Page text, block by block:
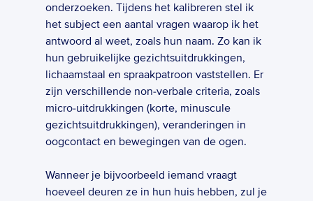
onderzoeken. Tijdens het kalibreren stel ik
het subject een aantal vragen waarop ik het
antwoord al weet, zoals hun naam. Zo kan ik
hun gebruikelijke gezichtsuitdrukkingen,
lichaamstaal en spraakpatroon vaststellen. Er
zijn verschillende non-verbale criteria, zoals
micro-uitdrukkingen (korte, minuscule
gezichtsuitdrukkingen), veranderingen in
oogcontact en bewegingen van de ogen.
Wanneer je bijvoorbeeld iemand vraagt
hoeveel deuren ze in hun huis hebben, zul je